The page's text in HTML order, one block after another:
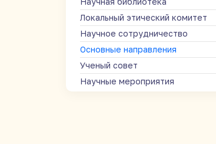
Локальный этический комитет
Научное сотрудничество
Основные направления
Ученый совет
Научные мероприятия